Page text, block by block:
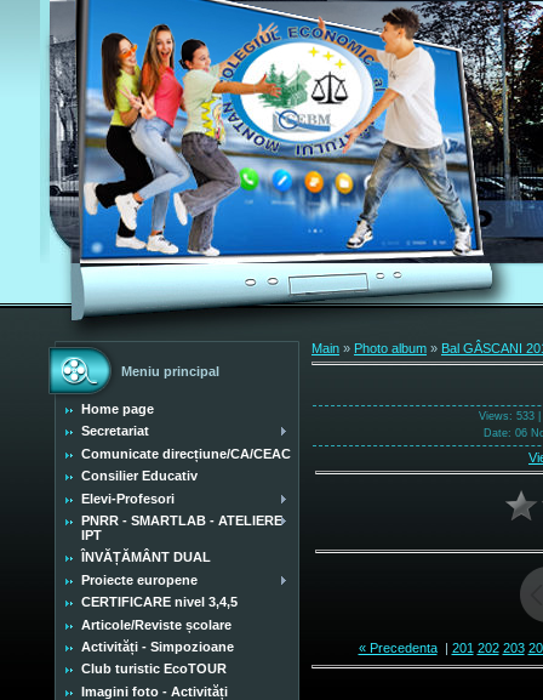
Meniu principal
Home page
Secretariat
Comunicate direcțiune/CA/CEAC
Consilier Educativ
Elevi-Profesori
PNRR - SMARTLAB - ATELIERE
IPT
ÎNVĂȚĂMÂNT DUAL
Proiecte europene
CERTIFICARE nivel 3,4,5
Articole/Reviste școlare
Activități - Simpozioane
Club turistic EcoTOUR
Imagini foto - Activități
Main » Photo album » Bal GÂSCANI
Views: 533 |
Date: 06
« Precedenta| 201 202 203